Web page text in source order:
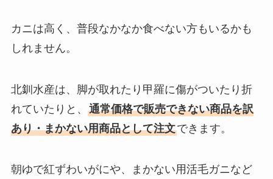
カニは高く、普段なかなか食べない方もいるかも
しれません。
北釧水産は、脚が取れたり甲羅に傷がついたり折
れていたりと、 通常価格で販売できない商品を訳
あり・まかない用商品として注文できます。
朝ゆで紅ずわいがにや、まかない用活毛ガニなど